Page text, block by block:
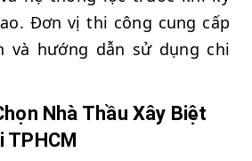
Đơn vị thi công cung cấp
và hướng dẫn sử dụng chi
Nhà Thầu Xây Biệt
TPHCM